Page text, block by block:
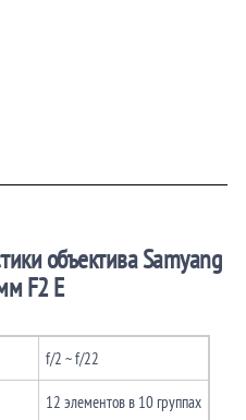
объектива Samyang
F2 E
f/2 ~ f/22
12 элементов в 10 группах